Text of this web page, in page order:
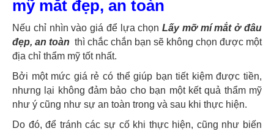
mỹ mắt đẹp, an toàn
Nếu chỉ nhìn vào giá để lựa chọnLấy mỡ mí mắt ở đâu
đẹp, an toàn thì chắc chắn bạn sẽ không chọn được một
địa chỉ thẩm mỹ tốt nhất.
Bởi một mức giá rẻ có thể giúp bạn tiết kiệm được tiền,
nhưng lại không đảm bảo cho bạn một kết quả thẩm mỹ
như ý cũng như sự an toàn trong và sau khi thực hiện.
Do đó, để tránh các sự cố khi thực hiện, cũng như biến